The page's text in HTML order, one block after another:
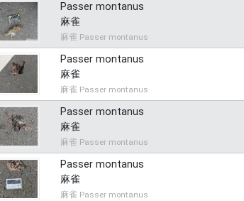
Passer montanus
麻雀
麻雀 Passer montanus
Passer montanus
麻雀
麻雀 Passer montanus
Passer montanus
麻雀
麻雀 Passer montanus
Passer montanus
麻雀
麻雀 Passer montanus